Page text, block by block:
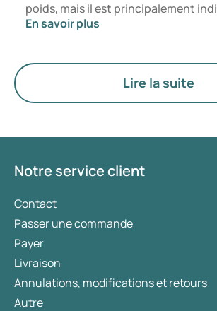
poids, mais il est principalement
traitement du diabète de type 2. Si
à la gestion du poids, des
Mounjaro et Wegovy sont
privilégiés. Le choix du traitement le
d’utilisation de médicaments.
En savoir plus
Lire la suite
Notre service client
Contact
Passer une commande
Payer
Livraison
Annulations, modifications et retours
Autre